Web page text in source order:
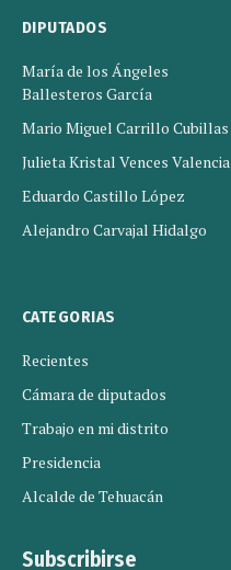
DIPUTADOS
María de los Ángeles
Ballesteros García
Mario Miguel Carrillo Cubillas
Julieta Kristal Vences Valencia
Eduardo Castillo López
Alejandro Carvajal Hidalgo
CATEGORIAS
Recientes
Cámara de diputados
Trabajo en mi distrito
Presidencia
Alcalde de Tehuacán
Subscribirse